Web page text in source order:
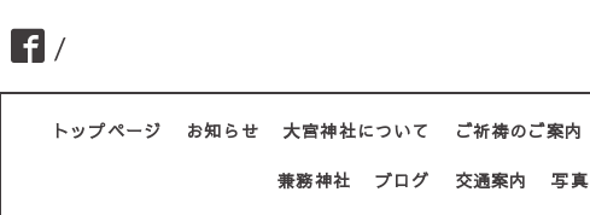
/
トップページ お知らせ 大宮神社について ご祈祷のご案内
兼務神社 ブログ 交通案内 写真